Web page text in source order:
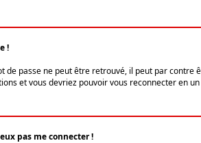
!
de passe ne peut être retrouvé, il peut par
et vous devriez pouvoir vous reconnecter en
pas me connecter !